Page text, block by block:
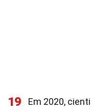
19
Em 2020,